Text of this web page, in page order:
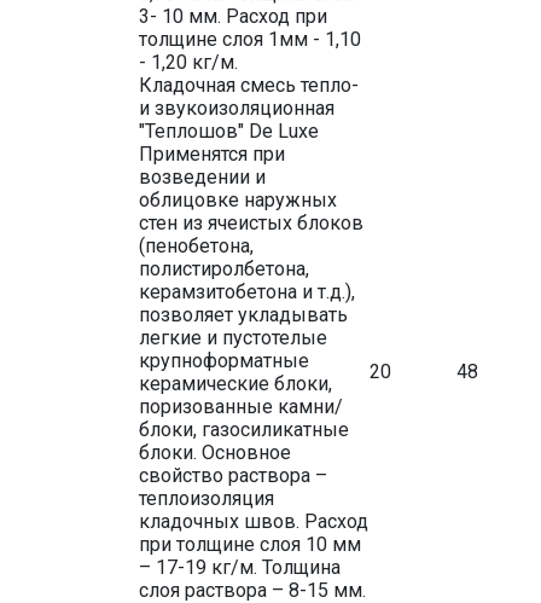
3- 10 мм. Расход при
толщине слоя 1мм - 1,10
- 1,20 кг/м.
Кладочная смесь тепло-
и звукоизоляционная
"Теплошов" De Luxe
20 48
Применятся при
возведении и
облицовке наружных
стен из ячеистых блоков
(пенобетона,
полистиролбетона,
керамзитобетона и т.д.),
позволяет укладывать
легкие и пустотелые
крупноформатные
керамические блоки,
поризованные камни/
блоки, газосиликатные
блоки. Основное
свойство раствора –
теплоизоляция
кладочных швов. Расход
при толщине слоя 10 мм
– 17-19 кг/м. Толщина
слоя раствора – 8-15 мм.